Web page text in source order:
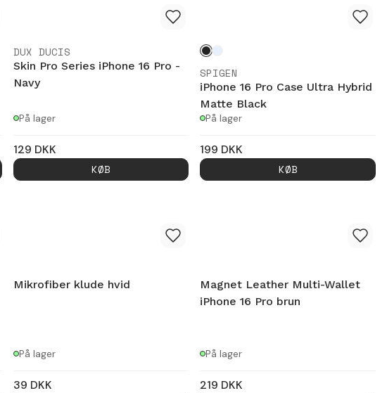
DUX DUCIS
Skin Pro Series iPhone 16 Pro -
Navy
På lager
129 DKK
KØB
SPIGEN
iPhone 16 Pro Case Ultra Hybrid
Matte Black
På lager
199 DKK
KØB
Mikrofiber klude hvid
På lager
39 DKK
Magnet Leather Multi-Wallet
iPhone 16 Pro brun
På lager
219 DKK